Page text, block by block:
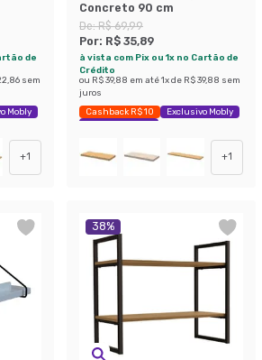
de
sem
Mobly
+1
Concreto 90 cm
De:R$ 69,99
Por: R$ 35,89
à vista com Pix ou 1x no Cartão de
Crédito
ou R$ 39,88 em até1x de R$ 39,88 sem
juros
Cashback R$ 10
Exclusivo Mobly
Economize 48%
+1
38%